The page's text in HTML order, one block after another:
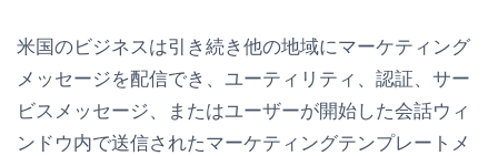
米国のビジネスは引き続き他の地域にマーケティング
メッセージを配信でき、ユーティリティ、認証、サー
ビスメッセージ、またはユーザーが開始した会話ウィ
ンドウ内で送信されたマーケティングテンプレートメ